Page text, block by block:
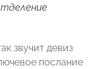
звучит девиз
послание